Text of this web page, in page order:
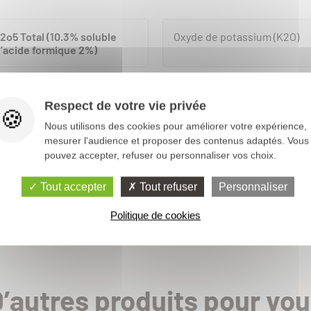
Total (10.3% soluble
formique 2%)
Oxyde de potassium (K2O)
dans l’eau Zing (Zn)
produits pour
est un engrais azotée d’action immédiate (forme ammoniacale) et
Forme : Engrais granulé Bulk modulaire Densité :...
dont la granulométrie se situe entre 1 et 5 mm. Composition :
Azote ammoniacal (NH4) : 12.8% Anhydride phosphorique (P2o5) : 18%...
Respect de votre vie privée
Nous utilisons des cookies pour améliorer votre expérience,
mesurer l'audience et proposer des contenus adaptés. Vous
pouvez accepter, refuser ou personnaliser vos choix.
Tout accepter Tout refuser Personnaliser
Politique de cookies